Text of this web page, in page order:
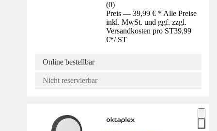
(0)
Preis — 39,99 € * Alle Preise
inkl. MwSt. und ggf. zzgl.
Versandkosten pro ST39,99
€*/ ST
Online bestellbar
Nicht reservierbar